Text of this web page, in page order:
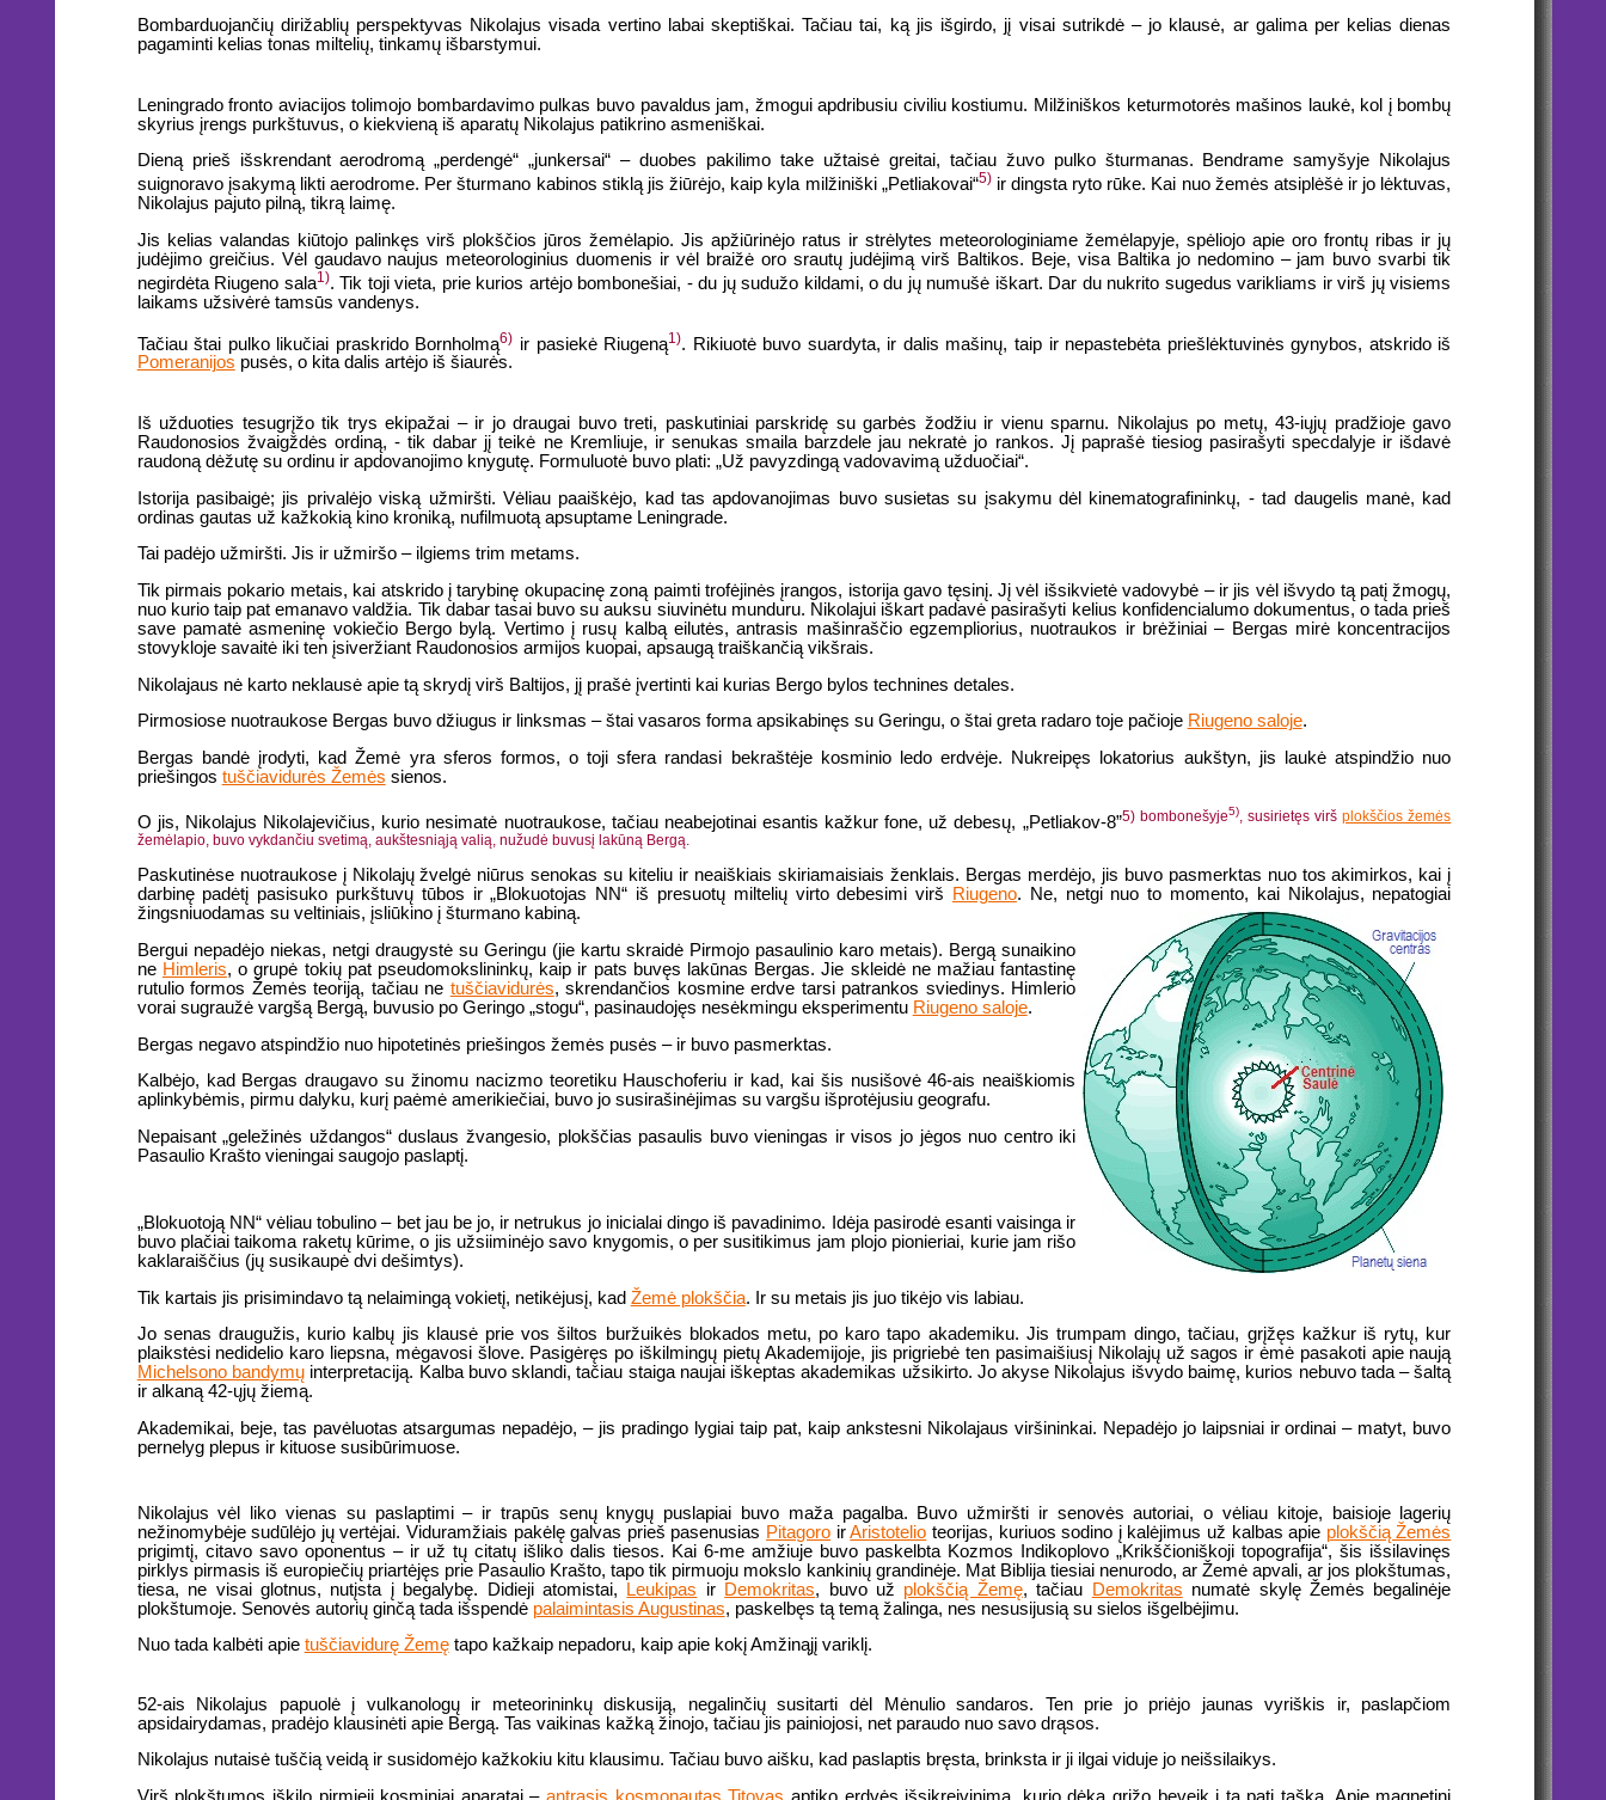
Bombarduojančių dirižablių perspektyvas Nikolajus visada vertino labai skeptiškai. Tačiau tai, ką jis išgirdo, jį visai sutrikdė – jo klausė, ar galima per kelias dienas
pagaminti kelias tonas miltelių, tinkamų išbarstymui.
Leningrado fronto aviacijos tolimojo bombardavimo pulkas buvo pavaldus jam, žmogui apdribusiu civiliu kostiumu. Milžiniškos keturmotorės mašinos laukė, kol į bombų
skyrius įrengs purkštuvus, o kiekvieną iš aparatų Nikolajus patikrino asmeniškai.
Dieną prieš išskrendant aerodromą „perdengė“ „junkersai“ – duobes pakilimo take užtaisė greitai, tačiau žuvo pulko šturmanas. Bendrame samyšyje Nikolajus
suignoravo įsakymą likti aerodrome. Per šturmano kabinos stiklą jis žiūrėjo, kaip kyla milžiniški „Petliakovai“5)ir dingsta ryto rūke. Kai nuo žemės atsiplėšė ir jo lėktuvas,
Nikolajus pajuto pilną, tikrą laimę.
Jis kelias valandas kiūtojo palinkęs virš plokščios jūros žemėlapio. Jis apžiūrinėjo ratus ir strėlytes meteorologiniame žemėlapyje, spėliojo apie oro frontų ribas ir jų
judėjimo greičius. Vėl gaudavo naujus meteorologinius duomenis ir vėl braižė oro srautų judėjimą virš Baltikos. Beje, visa Baltika jo nedomino – jam buvo svarbi tik
negirdėta Riugeno sala1). Tik toji vieta, prie kurios artėjo bombonešiai, - du jų sudužo kildami, o du jų numušė iškart. Dar du nukrito sugedus varikliams ir virš jų visiems
laikams užsivėrė tamsūs vandenys.
Tačiau štai pulko likučiai praskrido Bornholmą6) ir pasiekė Riugeną1). Rikiuotė buvo suardyta, ir dalis mašinų, taip ir nepastebėta priešlėktuvinės gynybos, atskrido iš
Pomeranijos pusės, o kita dalis artėjo iš šiaurės.
Iš užduoties tesugrįžo tik trys ekipažai – ir jo draugai buvo treti, paskutiniai parskridę su garbės žodžiu ir vienu sparnu. Nikolajus po metų, 43-iųjų pradžioje gavo
Raudonosios žvaigždės ordiną, - tik dabar jį teikė ne Kremliuje, ir senukas smaila barzdele jau nekratė jo rankos. Jį paprašė tiesiog pasirašyti specdalyje ir išdavė
raudoną dėžutę su ordinu ir apdovanojimo knygutę. Formuluotė buvo plati: „Už pavyzdingą vadovavimą užduočiai“.
Istorija pasibaigė; jis privalėjo viską užmiršti. Vėliau paaiškėjo, kad tas apdovanojimas buvo susietas su įsakymu dėl kinematografininkų, - tad daugelis manė, kad
ordinas gautas už kažkokią kino kroniką, nufilmuotą apsuptame Leningrade.
Tai padėjo užmiršti. Jis ir užmiršo – ilgiems trim metams.
Tik pirmais pokario metais, kai atskrido į tarybinę okupacinę zoną paimti trofėjinės įrangos, istorija gavo tęsinį. Jį vėl išsikvietė vadovybė – ir jis vėl išvydo tą patį žmogų,
nuo kurio taip pat emanavo valdžia. Tik dabar tasai buvo su auksu siuvinėtu munduru. Nikolajui iškart padavė pasirašyti kelius konfidencialumo dokumentus, o tada prieš
save pamatė asmeninę vokiečio Bergo bylą. Vertimo į rusų kalbą eilutės, antrasis mašinraščio egzempliorius, nuotraukos ir brėžiniai – Bergas mirė koncentracijos
stovykloje savaitė iki ten įsiveržiant Raudonosios armijos kuopai, apsaugą traiškančią vikšrais.
Nikolajaus nė karto neklausė apie tą skrydį virš Baltijos, jį prašė įvertinti kai kurias Bergo bylos technines detales.
Pirmosiose nuotraukose Bergas buvo džiugus ir linksmas – štai vasaros forma apsikabinęs su Geringu, o štai greta radaro toje pačioje Riugeno saloje.
Bergas bandė įrodyti, kad Žemė yra sferos formos, o toji sfera randasi bekraštėje kosminio ledo erdvėje. Nukreipęs lokatorius aukštyn, jis laukė atspindžio nuo
priešingos tuščiavidurės Žemės sienos.
O jis, Nikolajus Nikolajevičius, kurio nesimatė nuotraukose, tačiau neabejotinai esantis kažkur fone, už debesų, „Petliakov-8”5) bombonešyje5), susirietęs viršplokščios žemės
žemėlapio, buvo vykdančiu svetimą, aukštesniąją valią, nužudė buvusį lakūną Bergą.
Paskutinėse nuotraukose į Nikolajų žvelgė niūrus senokas su kiteliu ir neaiškiais skiriamaisiais ženklais. Bergas merdėjo, jis buvo pasmerktas nuo tos akimirkos, kai į
darbinę padėtį pasisuko purkštuvų tūbos ir „Blokuotojas NN“ iš presuotų miltelių virto debesimi virš
Riugeno. Ne, netgi nuo to momento, kai Nikolajus, nepatogiai
žingsniuodamas su veltiniais, įsliūkino į šturmano kabiną.
Bergui nepadėjo niekas, netgi draugystė su Geringu (jie kartu skraidė Pirmojo pasaulinio karo metais). Bergą sunaikino
ne Himleris, o grupė tokių pat pseudomokslininkų, kaip ir pats buvęs lakūnas Bergas. Jie skleidė ne mažiau fantastinę
rutulio formos Žemės teoriją, tačiau ne tuščiavidurės, skrendančios kosmine erdve tarsi patrankos sviedinys. Himlerio
vorai sugraužė vargšą Bergą, buvusio po Geringo „stogu“, pasinaudojęs nesėkmingu eksperimentu Riugeno saloje.
Bergas negavo atspindžio nuo hipotetinės priešingos žemės pusės – ir buvo pasmerktas.
Kalbėjo, kad Bergas draugavo su žinomu nacizmo teoretiku Hauschoferiu ir kad, kai šis nusišovė 46-ais neaiškiomis
aplinkybėmis, pirmu dalyku, kurį paėmė amerikiečiai, buvo jo susirašinėjimas su vargšu išprotėjusiu geografu.
Nepaisant „geležinės uždangos“ duslaus žvangesio, plokščias pasaulis buvo vieningas ir visos jo jėgos nuo centro iki
Pasaulio Krašto vieningai saugojo paslaptį.
„Blokuotoją NN“ vėliau tobulino – bet jau be jo, ir netrukus jo inicialai dingo iš pavadinimo. Idėja pasirodė esanti vaisinga ir
buvo plačiai taikoma raketų kūrime, o jis užsiiminėjo savo knygomis, o per susitikimus jam plojo pionieriai, kurie jam rišo
kaklaraiščius (jų susikaupė dvi dešimtys).
Tik kartais jis prisimindavo tą nelaimingą vokietį, netikėjusį, kad Žemė plokščia. Ir su metais jis juo tikėjo vis labiau.
Jo senas draugužis, kurio kalbų jis klausė prie vos šiltos buržuikės blokados metu, po karo tapo akademiku. Jis trumpam dingo, tačiau, grįžęs kažkur iš rytų, kur
plaikstėsi nedidelio karo liepsna, mėgavosi šlove. Pasigėręs po iškilmingų pietų Akademijoje, jis prigriebė ten pasimaišiusį Nikolajų už sagos ir ėmė pasakoti apie naują
Michelsono bandymųinterpretaciją. Kalba buvo sklandi, tačiau staiga naujai iškeptas akademikas užsikirto. Jo akyse Nikolajus išvydo baimę, kurios nebuvo tada – šaltą
ir alkaną 42-ųjų žiemą.
Akademikai, beje, tas pavėluotas atsargumas nepadėjo, – jis pradingo lygiai taip pat, kaip ankstesni Nikolajaus viršininkai. Nepadėjo jo laipsniai ir ordinai – matyt, buvo
pernelyg plepus ir kituose susibūrimuose.
Nikolajus vėl liko vienas su paslaptimi – ir trapūs senų knygų puslapiai buvo maža pagalba. Buvo užmiršti ir senovės autoriai, o vėliau kitoje, baisioje lagerių
nežinomybėje sudūlėjo jų vertėjai. Viduramžiais pakėlę galvas prieš pasenusias Pitagoro irAristotelio teorijas, kuriuos sodino į kalėjimus už kalbas apie plokščią Žemės
prigimtį, citavo savo oponentus – ir už tų citatų išliko dalis tiesos. Kai 6-me amžiuje buvo paskelbta Kozmos Indikoplovo „Krikščioniškoji topografija“, šis išsilavinęs
pirklys pirmasis iš europiečių priartėjęs prie Pasaulio Krašto, tapo tik pirmuoju mokslo kankinių grandinėje. Mat Biblija tiesiai nenurodo, ar Žemė apvali, ar jos plokštumas,
tiesa, ne visai glotnus, nutįsta į begalybę. Didieji atomistai, Leukipas ir Demokritas, buvo už plokščią Žemę, tačiau Demokritas numatė skylę Žemės begalinėje
plokštumoje. Senovės autorių ginčą tada išspendė palaimintasis Augustinas, paskelbęs tą temą žalinga, nes nesusijusią su sielos išgelbėjimu.
Nuo tada kalbėti apie tuščiavidurę Žemętapo kažkaip nepadoru, kaip apie kokį Amžinąjį variklį.
52-ais Nikolajus papuolė į vulkanologų ir meteorininkų diskusiją, negalinčių susitarti dėl Mėnulio sandaros. Ten prie jo priėjo jaunas vyriškis ir, paslapčiom
apsidairydamas, pradėjo klausinėti apie Bergą. Tas vaikinas kažką žinojo, tačiau jis painiojosi, net paraudo nuo savo drąsos.
Nikolajus nutaisė tuščią veidą ir susidomėjo kažkokiu kitu klausimu. Tačiau buvo aišku, kad paslaptis bręsta, brinksta ir ji ilgai viduje jo neišsilaikys.